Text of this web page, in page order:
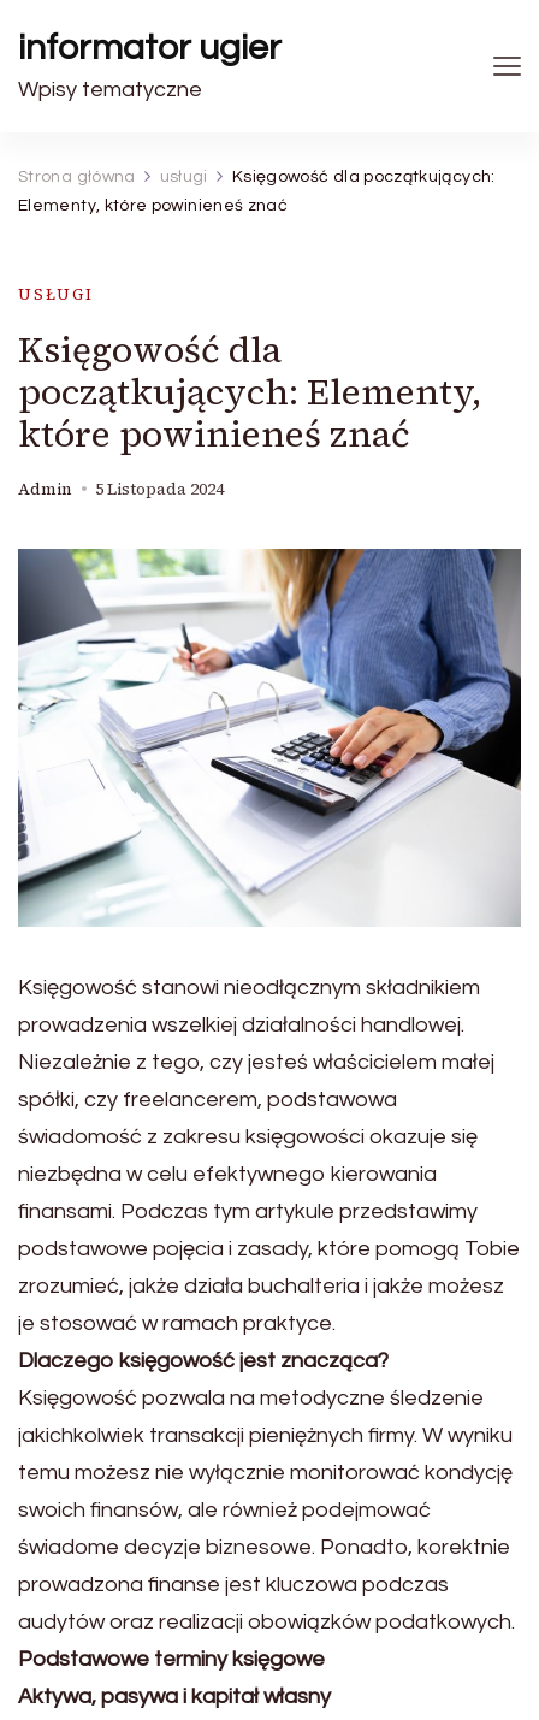
informator ugier
Wpisy tematyczne
Strona główna usługi
Księgowość dla początkujących:
Elementy, które powinieneś znać
USŁUGI
Księgowość dla
początkujących: Elementy,
które powinieneś znać
Admin 5 Listopada 2024
Księgowość stanowi nieodłącznym składnikiem
prowadzenia wszelkiej działalności handlowej.
Niezależnie z tego, czy jesteś właścicielem małej
spółki, czy freelancerem, podstawowa
świadomość z zakresu księgowości okazuje się
niezbędna w celu efektywnego kierowania
finansami. Podczas tym artykule przedstawimy
podstawowe pojęcia i zasady, które pomogą Tobie
zrozumieć, jakże działa buchalteria i jakże możesz
je stosować w ramach praktyce.
Dlaczego księgowość jest znacząca?
Księgowość pozwala na metodyczne śledzenie
jakichkolwiek transakcji pieniężnych firmy. W wyniku
temu możesz nie wyłącznie monitorować kondycję
swoich finansów, ale również podejmować
świadome decyzje biznesowe. Ponadto, korektnie
prowadzona finanse jest kluczowa podczas
audytów oraz realizacji obowiązków podatkowych.
Podstawowe terminy księgowe
Aktywa, pasywa i kapitał własny